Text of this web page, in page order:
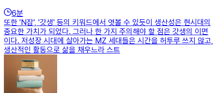
6분
또한 'N잡', '갓생' 등의 키워드에서 엿볼 수 있듯이 생산성은 현시대의
중요한 가치가 되었다. 그러나 한 가지 주의해야 할 점은 갓생의 이면
이다. 저성장 시대에 살아가는 MZ 세대들은 시간을 허투루 쓰지 않고,
생산적인 활동으로 삶을 채우느라 스트